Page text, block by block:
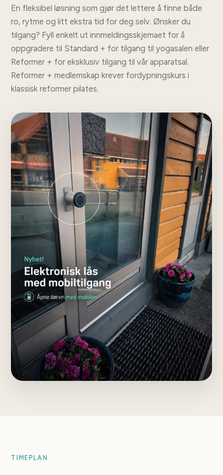
En fleksibel løsning som gjør det lettere å finne både
ro, rytme og litt ekstra tid for deg selv. Ønsker du
tilgang? Fyll enkelt ut innmeldingsskjemaet for å
oppgradere til Standard + for tilgang til yogasalen eller
Reformer + for eksklusiv tilgang til vår apparatsal.
Reformer + medlemskap krever fordypningskurs i
klassisk reformer pilates.
TIMEPLAN